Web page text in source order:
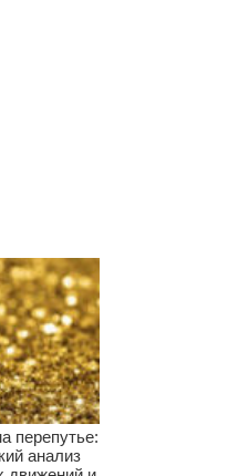
перепутье:
анализ